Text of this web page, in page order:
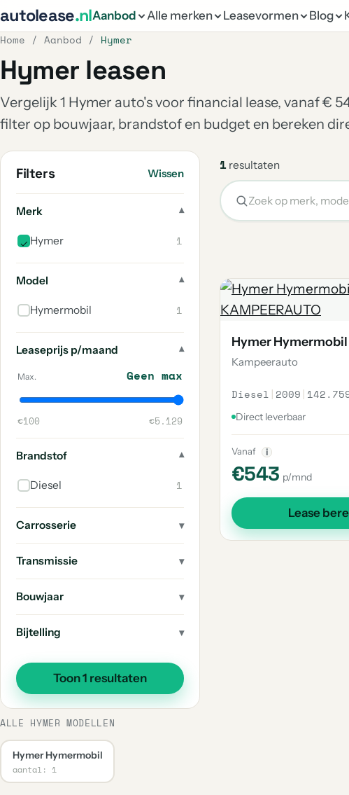
autolease.nlAanbod Alle merken Leasevormen Blog
Home / Aanbod / Hymer
Hymer leasen
Vergelijk 1 Hymer auto's voor financial lease, vanaf €
filter op bouwjaar, brandstof en budget en bereken
Filters Wissen
Merk
Hymer 1
Model
Hymermobil 1
Leaseprijs p/maand
Max. Geen max
€100 €5.129
Brandstof
Diesel 1
Carrosserie
Transmissie
Bouwjaar
Bijtelling
Toon 1 resultaten
1 resultaten
Hymer Hymermobil
Kampeerauto
Diesel | 2009 |
Direct leverbaar
Vanaf i
€543 p/mnd
Lease
ALLE HYMER MODELLEN
Hymer Hymermobil
aantal: 1